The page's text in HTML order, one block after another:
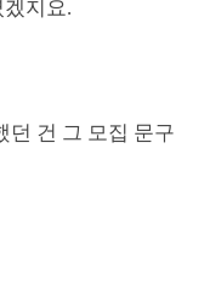
지요.
던 건 그 모집 문구